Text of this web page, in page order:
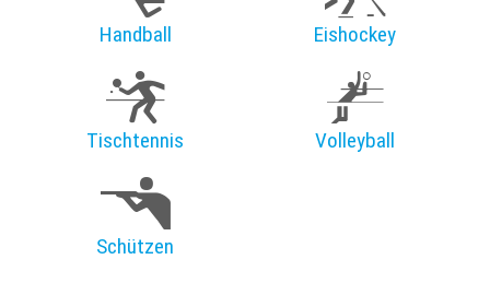
Handball Eishockey
Tischtennis Volleyball
Schützen